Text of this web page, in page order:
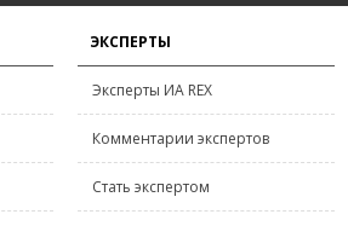
ЭКСПЕРТЫ
Эксперты ИА REX
Комментарии экспертов
Стать экспертом